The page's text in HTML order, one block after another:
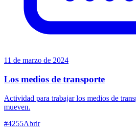
11 de marzo de 2024
Los medios de transporte
Actividad para trabajar los medios de
mueven.
#4255Abrir